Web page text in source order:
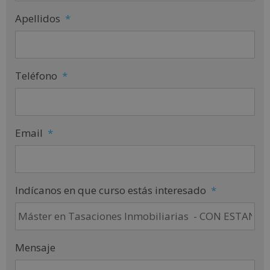
Apellidos *
Teléfono *
Email *
Indícanos en que curso estás interesado *
Mensaje